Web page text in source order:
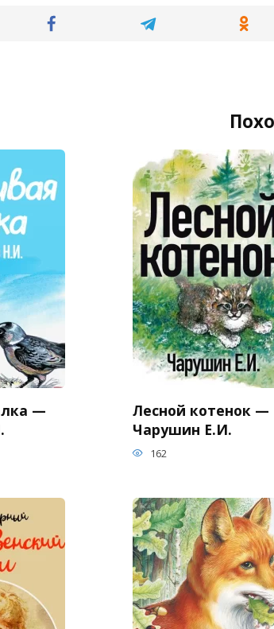
—
Лесной котенок —
Чарушин Е.И.
162